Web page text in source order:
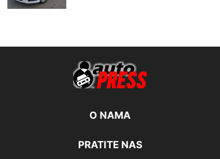
O NAMA
PRATITE NAS